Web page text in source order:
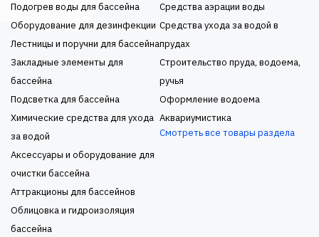
Подогрев воды для бассейна
Оборудование для дезинфекции
Лестницы и поручни для бассейна
Закладные элементы для
бассейна
Подсветка для бассейна
Химические средства для ухода
за водой
Аксессуары и оборудование для
очистки бассейна
Аттракционы для бассейнов
Облицовка и гидроизоляция
бассейна
Средства аэрации воды
Средства ухода за водой в
прудах
Строительство пруда, водоема,
ручья
Оформление водоема
Аквариумистика
Смотреть все товары раздела